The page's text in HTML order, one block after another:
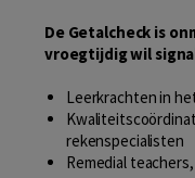
De Getalcheck is
vroegtijdig wil
Leerkrachten in
rekenspecialisten
Remedial